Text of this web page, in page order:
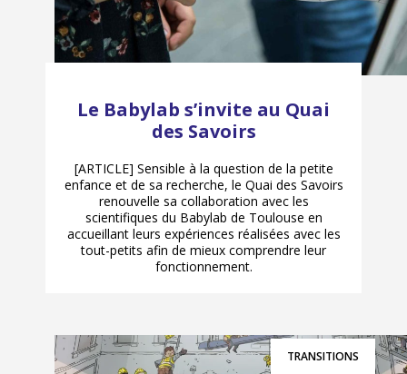
Le Babylab s’invite au Quai
des Savoirs
[ARTICLE] Sensible à la question de la petite
enfance et de sa recherche, le Quai des Savoirs
renouvelle sa collaboration avec les
scientifiques du Babylab de Toulouse en
accueillant leurs expériences réalisées avec les
tout-petits afin de mieux comprendre leur
fonctionnement.
TRANSITIONS